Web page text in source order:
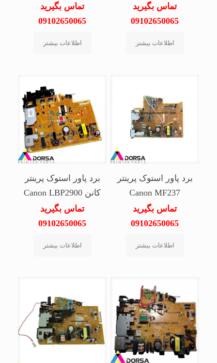
تماس بگیرید
09102650065
اطلاعات بیشتر
تماس بگیرید
09102650065
اطلاعات بیشتر
برد پاور استوک پرینتر
Canon MF237
تماس بگیرید
09102650065
اطلاعات بیشتر
برد پاور استوک پرینتر
کانن Canon LBP2900
تماس بگیرید
09102650065
اطلاعات بیشتر